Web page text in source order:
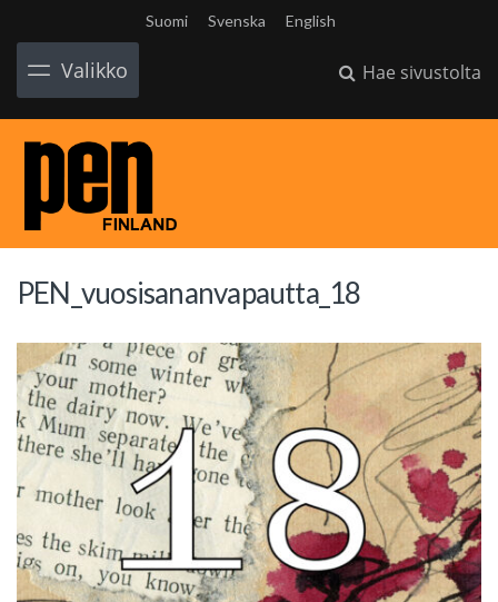
Suomi Svenska English
Valikko Hae sivustolta
PEN_vuosisananvapautta_18